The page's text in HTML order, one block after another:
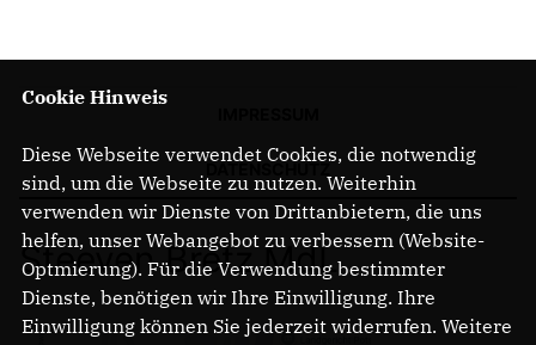
Steeven Bretz MdL
Cookie Hinweis
Diese Webseite verwendet Cookies, die notwendig
sind, um die Webseite zu nutzen. Weiterhin
verwenden wir Dienste von Drittanbietern, die uns
helfen, unser Webangebot zu verbessern (Website-
Optmierung). Für die Verwendung bestimmter
Dienste, benötigen wir Ihre Einwilligung. Ihre
Einwilligung können Sie jederzeit widerrufen. Weitere